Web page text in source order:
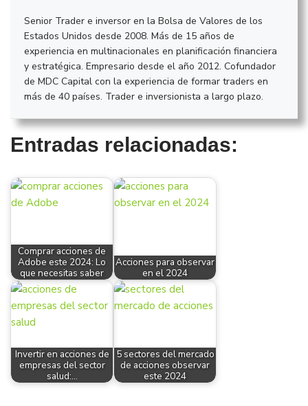
Senior Trader e inversor en la Bolsa de Valores de los
Estados Unidos desde 2008. Más de 15 años de
experiencia en multinacionales en planificación financiera
y estratégica. Empresario desde el año 2012. Cofundador
de MDC Capital con la experiencia de formar traders en
más de 40 países. Trader e inversionista a largo plazo.
Entradas relacionadas:
Comprar acciones de
Adobe este 2024: Lo
que necesitas saber
Acciones para observar
en el 2024
Invertir en acciones de
empresas del sector
salud:…
5 sectores del mercado
de acciones observar
este 2024